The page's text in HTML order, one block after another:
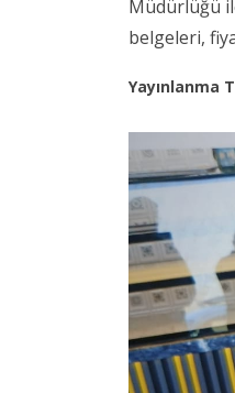
Müdürlüğü
belgeleri,
Yayınlanma